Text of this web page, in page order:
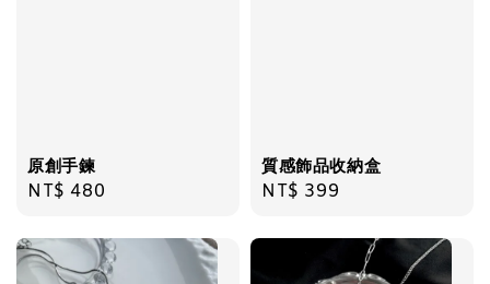
原創手鍊
Regular
NT$ 480
質感飾品收納盒
Regular
NT$ 399